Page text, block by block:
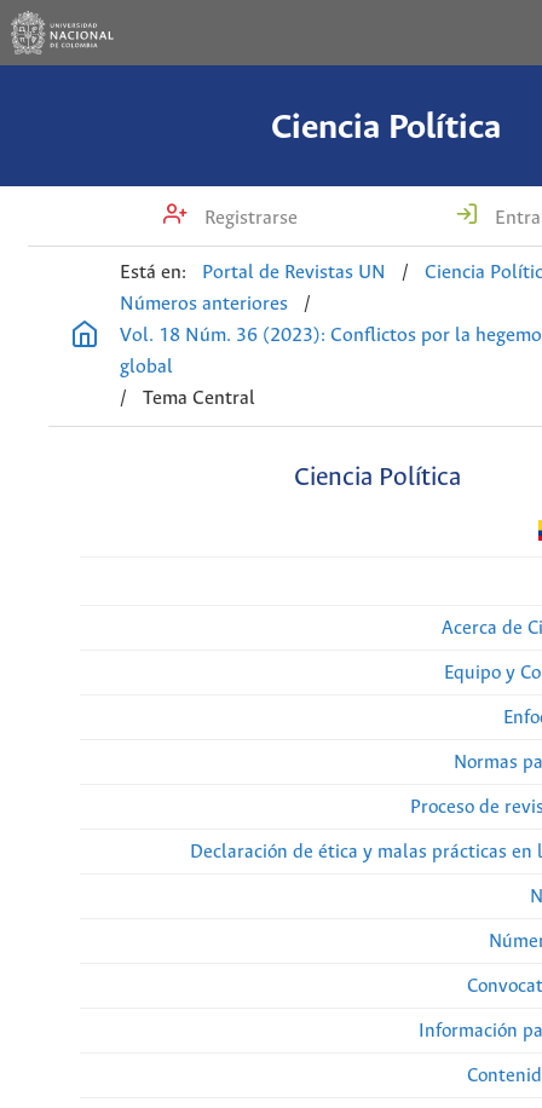
Ciencia Política
Registrarse
Está en: Portal de Revistas UN /
Ciencia
Números anteriores
/
Vol. 18 Núm. 36 (2023): Conflictos por la
global
/
Tema Central
Ciencia Política
Acerca de
Equipo y
Normas
Proceso de
Declaración de ética y malas prácticas en
Información